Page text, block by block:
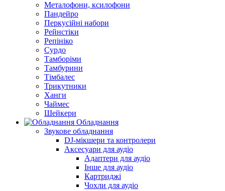
Металофони, ксилофони
Пандейро
Перкусійні набори
Рейнстіки
Репініко
Сурдо
Тамборіми
Тамбурини
Тімбалес
Трикутники
Ханги
Чаймес
Шейкери
Обладнання
Звукове обладнання
DJ-мікшери та контролери
Аксесуари для аудіо
Адаптери для аудіо
Інше для аудіо
Картриджі
Чохли для аудіо